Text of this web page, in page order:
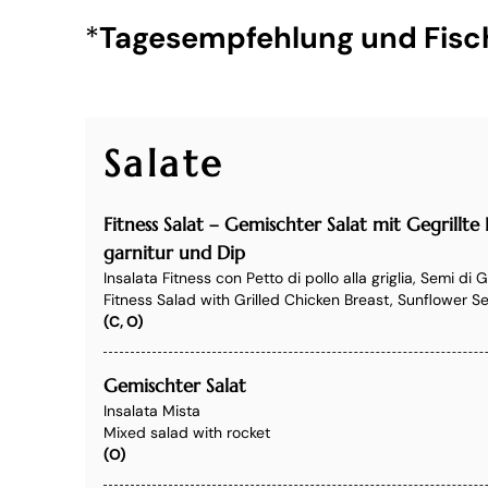
*Tagesempfehlung und
Salate
Fitness Salat – Gemischter Salat mit
garnitur und Dip
Insalata Fitness con Petto di pollo alla griglia, Semi di
Fitness Salad with Grilled Chicken Breast, Sunflower
(C, O)
Gemischter Salat
Insalata Mista
Mixed salad with rocket
(O)